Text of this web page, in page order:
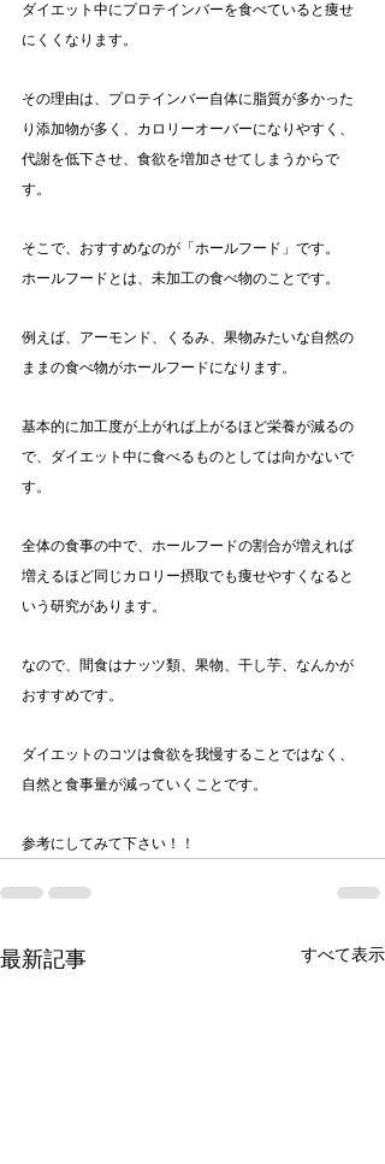
ダイエット中にプロテインバーを食べていると痩せ
にくくなります。
その理由は、プロテインバー自体に脂質が多かった
り添加物が多く、カロリーオーバーになりやすく、
代謝を低下させ、食欲を増加させてしまうからで
す。
そこで、おすすめなのが「ホールフード」です。
ホールフードとは、未加工の食べ物のことです。
例えば、アーモンド、くるみ、果物みたいな自然の
ままの食べ物がホールフードになります。
基本的に加工度が上がれば上がるほど栄養が減るの
で、ダイエット中に食べるものとしては向かないで
す。
全体の食事の中で、ホールフードの割合が増えれば
増えるほど同じカロリー摂取でも痩せやすくなると
いう研究があります。
なので、間食はナッツ類、果物、干し芋、なんかが
おすすめです。
ダイエットのコツは食欲を我慢することではなく、
自然と食事量が減っていくことです。
参考にしてみて下さい！！
最新記事 すべて表示